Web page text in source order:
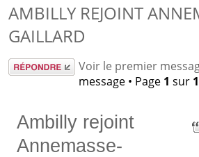
AMBILLY REJOINT
GAILLARD
Répondre Voir le premier
message • Page 1 sur 1
Ambilly rejoint
Annemasse-